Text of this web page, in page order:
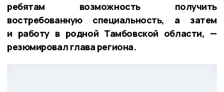
ребятам возможность получить
востребованную специальность, а затем
и работу в родной Тамбовской области, —
резюмировал глава региона.